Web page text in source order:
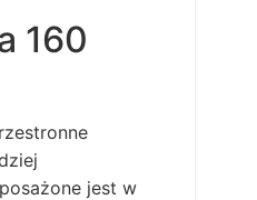
160
jest w